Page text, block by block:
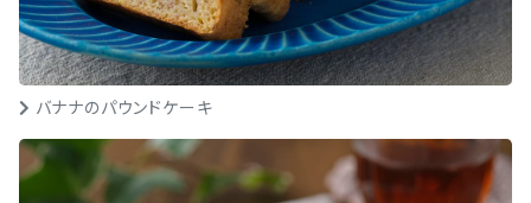
バナナのパウンドケーキ